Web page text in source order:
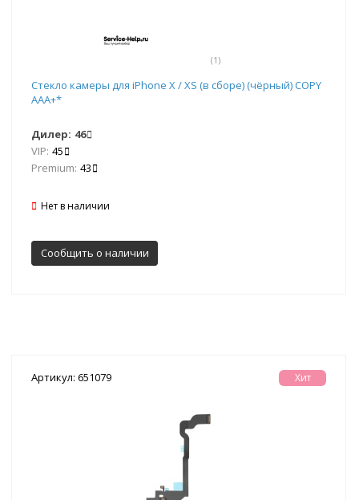
(1)
Стекло камеры для iPhone X / XS (в сборе) (чёрный) COPY
AAA+*
Дилер: 46
VIP: 45
Premium: 43
Нет в наличии
Сообщить о наличии
Артикул: 651079 Хит